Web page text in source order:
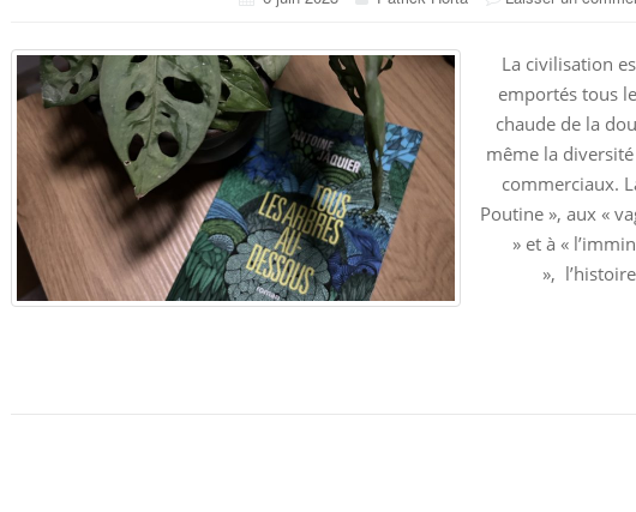
La civilisation
emportés tous
chaude de la
même la
commerciaux.
Poutine », aux «
» et à «
»,